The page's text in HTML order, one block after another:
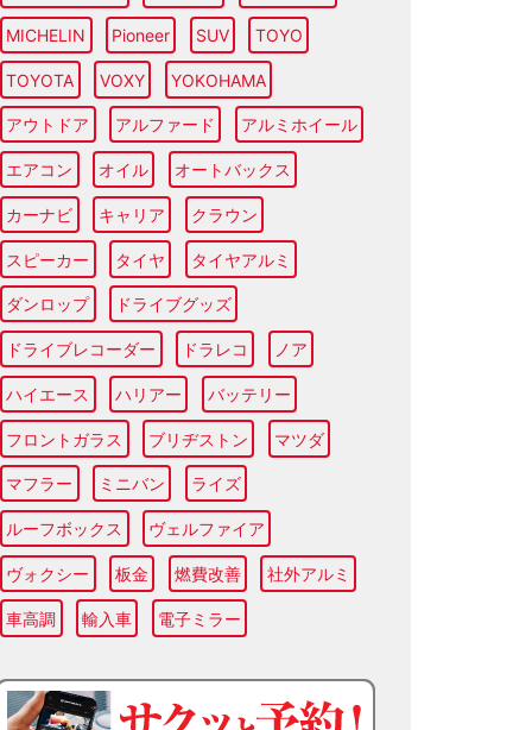
MICHELIN Pioneer SUV TOYO
TOYOTA VOXY YOKOHAMA
アウトドア アルファード アルミホイール
エアコン オイル オートバックス
カーナビ キャリア クラウン
スピーカー タイヤ タイヤアルミ
ダンロップ ドライブグッズ
ドライブレコーダー ドラレコ ノア
ハイエース ハリアー バッテリー
フロントガラス ブリヂストン マツダ
マフラー ミニバン ライズ
ルーフボックス ヴェルファイア
ヴォクシー 板金 燃費改善 社外アルミ
車高調 輸入車 電子ミラー